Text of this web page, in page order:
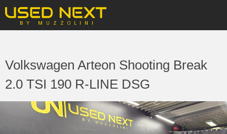
Volkswagen Arteon Shooting Break
2.0 TSI 190 R-LINE DSG